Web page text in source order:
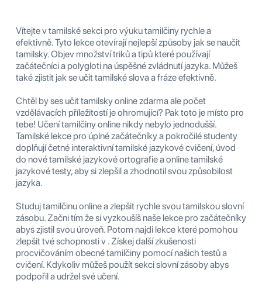
Vítejte v tamilské sekci pro výuku tamilčiny rychle a
efektivně. Tyto lekce otevírají nejlepší způsoby jak se naučit
tamilsky. Objev množství triků a tipů které používají
začátečníci a polygloti na úspěšné zvládnutí jazyka. Můžeš
také zjistit jak se učit tamilské slova a fráze efektivně.
Chtěl by ses učit tamilsky online zdarma ale počet
vzdělávacích příležitostí je ohromující? Pak toto je místo pro
tebe! Učení tamilčiny online nikdy nebylo jednodušší.
Tamilské lekce pro úplné začátečníky a pokročilé studenty
doplňují četné interaktivní tamilské jazykové cvičení, úvod
do nové tamilské jazykové ortografie a online tamilské
jazykové testy, aby si zlepšil a zhodnotil svou způsobilost
jazyka.
Studuj tamilčinu online a zlepšit rychle svou tamilskou slovní
zásobu. Začni tím že si vyzkoušíš naše lekce pro začátečníky
abys zjistil svou úroveň. Potom najdi lekce které pomohou
zlepšit tvé schopnosti v . Získej další zkušenosti
procvičováním obecné tamilčiny pomocí našich testů a
cvičení. Kdykoliv můžeš použít sekci slovní zásoby abys
podpořil a udržel své učení.